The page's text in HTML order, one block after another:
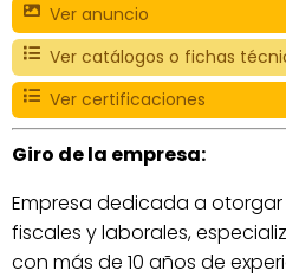
Ver anuncio
Ver catálogos o fichas
Ver certificaciones
Giro de la empresa:
Empresa dedicada a
fiscales y laborales,
con más de 10 años de